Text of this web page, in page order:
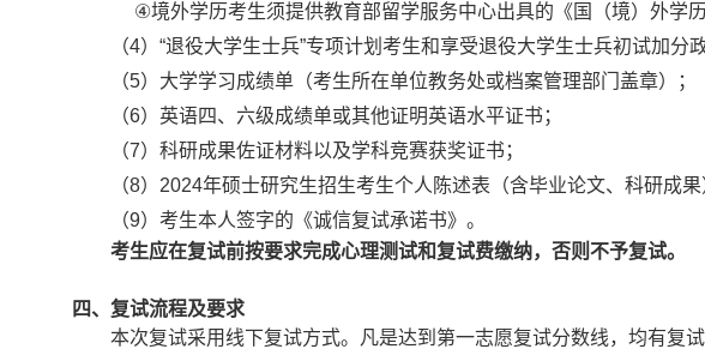
④境外学历考生须提供教育部留学服务中心出具的《国（境）外学
（4）“退役大学生士兵”专项计划考生和享受退役大学生士兵初试加分
（5）大学学习成绩单（考生所在单位教务处或档案管理部门盖章）；
（6）英语四、六级成绩单或其他证明英语水平证书；
（7）科研成果佐证材料以及学科竞赛获奖证书；
（8） 2024年硕士研究生招生考生个人陈述表（含毕业论文、科研成果
（9）考生本人签字的《诚信复试承诺书》。
考生应在复试前按要求完成心理测试和复试费缴纳，否则不予复试。
四、 复试流程及要求
本次复试采用线下复试方式。凡是达到第一志愿复试分数线，均有复